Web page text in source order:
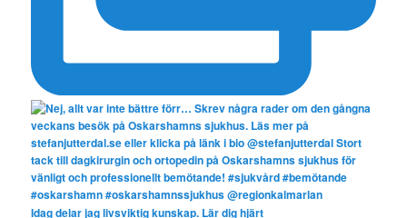
Idag delar jag livsviktig kunskap. Lär dig hjärt